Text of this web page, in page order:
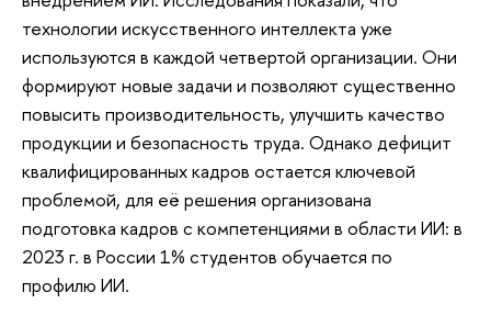
технологии искусственного интеллекта уже
используются в каждой четвертой организации. Они
формируют новые задачи и позволяют существенно
повысить производительность, улучшить качество
продукции и безопасность труда. Однако дефицит
квалифицированных кадров остается ключевой
проблемой, для её решения организована
подготовка кадров с компетенциями в области ИИ: в
2023 г. в России 1% студентов обучается по
профилю ИИ.